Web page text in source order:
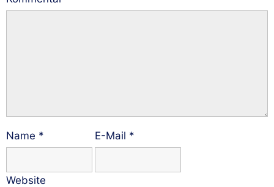
Name * E-Mail *
Website